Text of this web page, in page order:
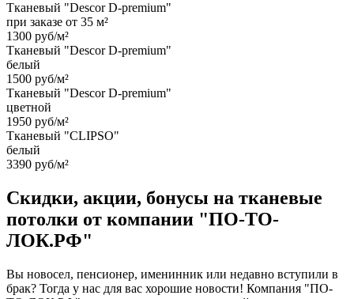
Тканевый "Descor D-premium"
при заказе от 35 м²
1300 руб/м²
Тканевый "Descor D-premium"
белый
1500 руб/м²
Тканевый "Descor D-premium"
цветной
1950 руб/м²
Тканевый "CLIPSO"
белый
3390 руб/м²
Скидки, акции, бонусы на тканевые
потолки от компании "ПО-ТО-
ЛОК.РФ"
Вы новосел, пенсионер, именинник или недавно вступили в
брак? Тогда у нас для вас хорошие новости! Компания "ПО-